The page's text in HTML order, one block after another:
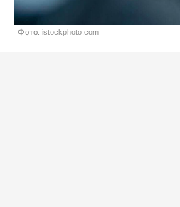
Фото: istockphoto.com